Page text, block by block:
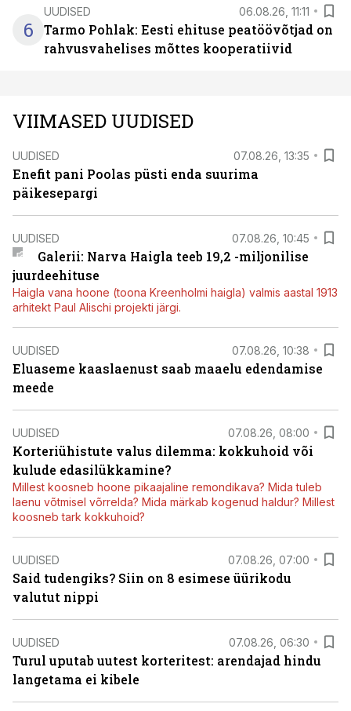
6
UUDISED 06.08.26, 11:11
Tarmo Pohlak: Eesti ehituse peatöövõtjad on
rahvusvahelises mõttes kooperatiivid
VIIMASED UUDISED
UUDISED 07.08.26, 13:35
Enefit pani Poolas püsti enda suurima
päikesepargi
UUDISED 07.08.26, 10:45
Galerii: Narva Haigla teeb 19,2 -miljonilise
juurdeehituse
Haigla vana hoone (toona Kreenholmi haigla) valmis aastal 1913
arhitekt Paul Alischi projekti järgi.
UUDISED 07.08.26, 10:38
Eluaseme kaaslaenust saab maaelu edendamise
meede
UUDISED 07.08.26, 08:00
Korteriühistute valus dilemma: kokkuhoid või
kulude edasilükkamine?
Millest koosneb hoone pikaajaline remondikava? Mida tuleb
laenu võtmisel võrrelda? Mida märkab kogenud haldur? Millest
koosneb tark kokkuhoid?
UUDISED 07.08.26, 07:00
Said tudengiks? Siin on 8 esimese üürikodu
valutut nippi
UUDISED 07.08.26, 06:30
Turul uputab uutest korteritest: arendajad hindu
langetama ei kibele